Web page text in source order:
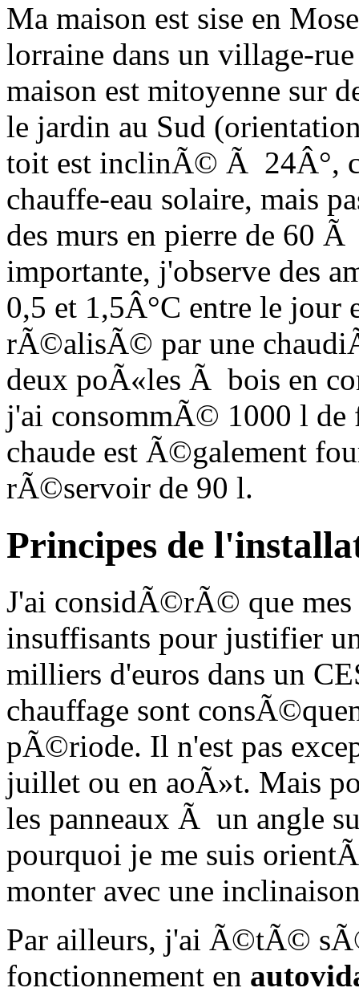
Ma maison est sise en
lorraine dans un village-
maison est mitoyenne sur
le jardin au Sud
toit est inclinÃ© Ã 24Â°,
chauffe-eau solaire, mais
des murs en pierre de 60
importante, j'observe des
0,5 et 1,5Â°C entre le jour
rÃ©alisÃ© par une
deux poÃ«les Ã bois en
j'ai consommÃ© 1000 l de
chaude est Ã©galement
rÃ©servoir de 90 l.
Principes de
J'ai considÃ©rÃ© que mes
insuffisants pour justifier
milliers d'euros dans un
chauffage sont
pÃ©riode. Il n'est pas
juillet ou en aoÃ»t. Mais
les panneaux Ã un angle
pourquoi je me suis
monter avec une
Par ailleurs, j'ai Ã©tÃ©
fonctionnement en